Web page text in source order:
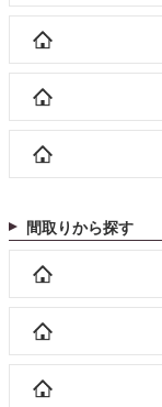
間取りから探す